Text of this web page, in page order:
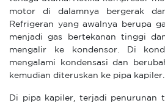
motor di dalamnya bergerak
Refrigeran yang awalnya berupa
menjadi gas bertekanan tinggi
mengalir ke kondensor. Di
mengalami kondensasi dan
kemudian diteruskan ke pipa kapiler.
Di pipa kapiler, terjadi penurunan